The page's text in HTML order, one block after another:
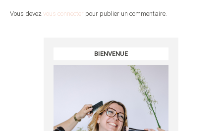
Vous devez vous connecter pour publier un commentaire.
BIENVENUE